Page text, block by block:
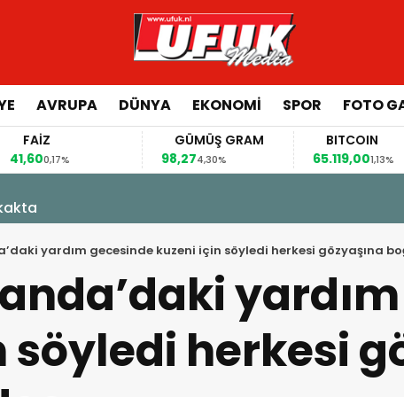
AVRUPA DÜNYA EKONOMI SPOR FOTO
FAİZ
41,600,17%
GÜMÜŞ GRAM
98,274,30%
BITCOIN
65.119,001,13%
yardım gecesinde kuzeni için söyledi herkesi gözyaşına
herkesi